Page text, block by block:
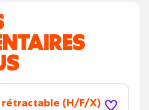
rétractable (H/F/X)